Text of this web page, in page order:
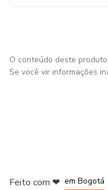
O conteúdo deste
Se você vir informações
Feito com ❤ em Bogotá